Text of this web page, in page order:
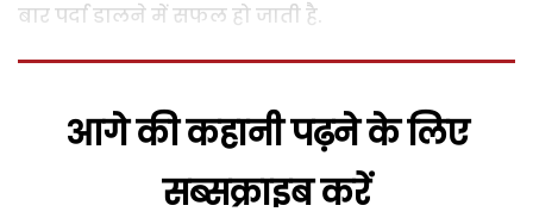
बार पर्दा डालने में सफल हो जाती है.
आगे की कहानी पढ़ने के लिए
सब्सक्राइब करें